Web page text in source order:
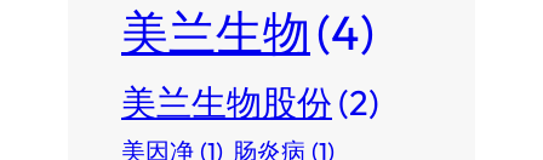
美兰生物(4)
美兰生物股份(2)
美因净 (1) 肠炎病 (1)